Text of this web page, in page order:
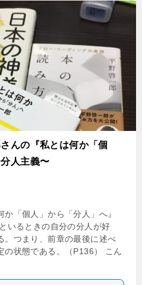
んの『私とは何か「個
人主義〜
「個人」から「分人」へ』
いるときの自分の分人が好
。つまり、前章の最後に述べ
の状態である。（P136） こん